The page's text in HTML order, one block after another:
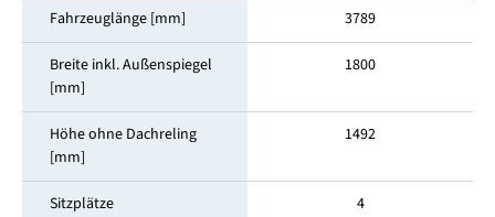
Fahrzeuglänge [mm] 3789
Breite inkl. Außenspiegel
[mm]
1800
Höhe ohne Dachreling
[mm]
1492
Sitzplätze 4